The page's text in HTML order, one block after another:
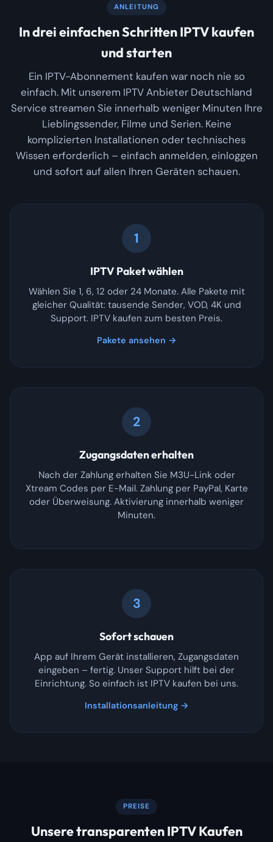
ANLEITUNG
In drei einfachen Schritten IPTV kaufen
und starten
Ein IPTV-Abonnement kaufen war noch nie so
einfach. Mit unserem IPTV Anbieter Deutschland
Service streamen Sie innerhalb weniger Minuten Ihre
Lieblingssender, Filme und Serien. Keine
komplizierten Installationen oder technisches
Wissen erforderlich – einfach anmelden, einloggen
und sofort auf allen Ihren Geräten schauen.
1
IPTV Paket wählen
Wählen Sie 1, 6, 12 oder 24 Monate. Alle Pakete mit
gleicher Qualität: tausende Sender, VOD, 4K und
Support. IPTV kaufen zum besten Preis.
Pakete ansehen →
2
Zugangsdaten erhalten
Nach der Zahlung erhalten Sie M3U-Link oder
Xtream Codes per E-Mail. Zahlung per PayPal, Karte
oder Überweisung. Aktivierung innerhalb weniger
Minuten.
3
Sofort schauen
App auf Ihrem Gerät installieren, Zugangsdaten
eingeben – fertig. Unser Support hilft bei der
Einrichtung. So einfach ist IPTV kaufen bei uns.
Installationsanleitung →
PREISE
Unsere transparenten IPTV Kaufen